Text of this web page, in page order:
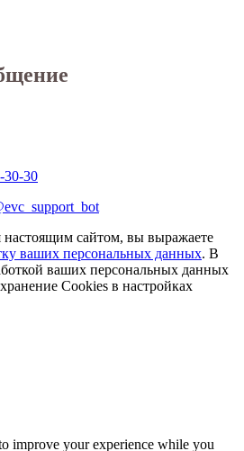
30-30
настоящим сайтом, вы выражаете
ваших персональных данных. В
ваших персональных данных
Cookies в настройках
improve your experience while you